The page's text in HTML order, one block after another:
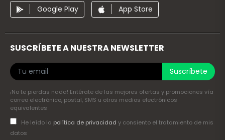
Google Play App Store
SUSCRÍBETE A NUESTRA NEWSLETTER
Suscríbete
¡No te pierdas nada! Entérate de las mejores ofertas y promociones vía
correo electrónico, postal, SMS u otros medios electrónicos
equivalentes
He leído la política de privacidad y consiento el tratamiento de mis
datos